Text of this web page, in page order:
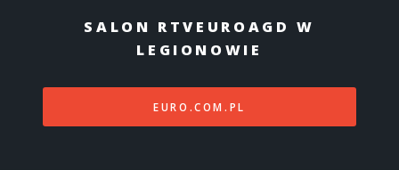
SALON RTVEUROAGD W
LEGIONOWIE
EURO.COM.PL